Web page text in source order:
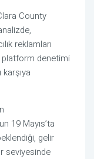
County
reklamları
platform denetimi
19 Mayıs’ta
gelir
seviyesinde